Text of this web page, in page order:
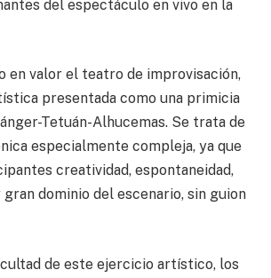
del espectáculo en vivo en la
en valor el teatro de improvisación,
presentada como una primicia
Tetuán-Alhucemas. Se trata de
especialmente compleja, ya que
creatividad, espontaneidad,
dominio del escenario, sin guion
de este ejercicio artístico, los